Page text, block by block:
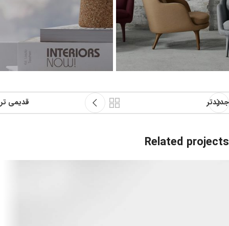
جدیدتر قدیمی تر
Related projects